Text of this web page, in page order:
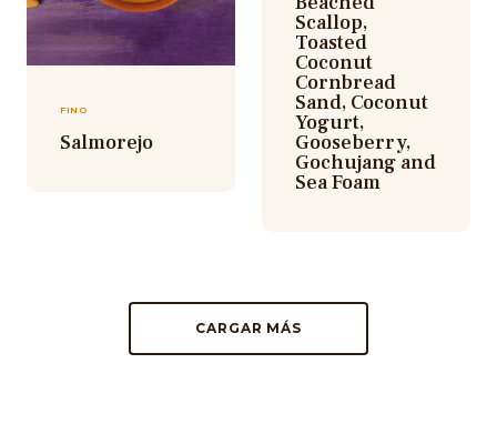
Scallop,
Toasted
Coconut
Cornbread
Sand, Coconut
Yogurt,
Gooseberry,
Gochujang and
Sea Foam
FINO
Salmorejo
CARGAR MÁS